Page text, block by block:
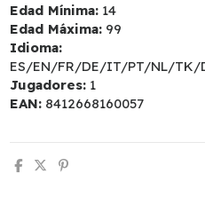
Edad Mínima: 14
Edad Máxima: 99
Idioma:
ES/EN/FR/DE/IT/PT/NL/
Jugadores: 1
EAN: 8412668160057